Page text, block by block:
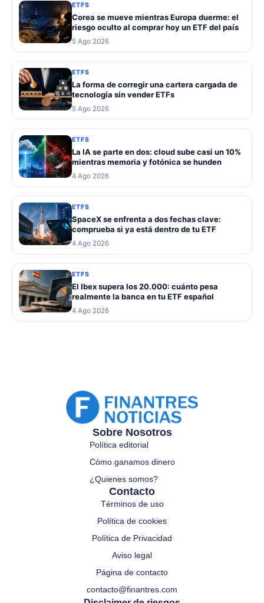
ETFS
Corea se mueve mientras Europa duerme: el
riesgo oculto al comprar hoy un ETF del país
5 Ago 2026
ETFS
La forma de corregir una cartera cargada de
tecnología sin vender ETFs
5 Ago 2026
ETFS
La IA se parte en dos: cloud sube casi un 10%
mientras memoria y fotónica se hunden
4 Ago 2026
ETFS
SpaceX se enfrenta a dos fechas clave:
comprueba si ya está dentro de tu ETF
4 Ago 2026
ETFS
El Ibex supera los 20.000: cuánto pesa
realmente la banca en tu ETF español
4 Ago 2026
Sobre Nosotros
Política editorial
Cómo ganamos dinero
¿Quienes somos?
Contacto
Términos de uso
Política de cookies
Política de Privacidad
Aviso legal
Página de contacto
contacto@finantres.com